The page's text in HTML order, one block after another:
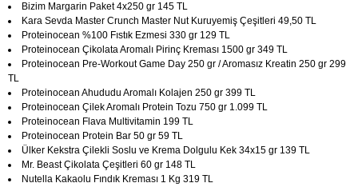
Bizim Margarin Paket 4x250 gr 145 TL
Kara Sevda Master Crunch Master Nut Kuruyemiş Çeşitleri 49,50 TL
Proteinocean %100 Fıstık Ezmesi 330 gr 129 TL
Proteinocean Çikolata Aromalı Pirinç Kreması 1500 gr 349 TL
Proteinocean Pre-Workout Game Day 250 gr / Aromasız Kreatin 250 gr 299
TL
Proteinocean Ahududu Aromalı Kolajen 250 gr 399 TL
Proteinocean Çilek Aromalı Protein Tozu 750 gr 1.099 TL
Proteinocean Flava Multivitamin 199 TL
Proteinocean Protein Bar 50 gr 59 TL
Ülker Kekstra Çilekli Soslu ve Krema Dolgulu Kek 34x15 gr 139 TL
Mr. Beast Çikolata Çeşitleri 60 gr 148 TL
Nutella Kakaolu Fındık Kreması 1 Kg 319 TL